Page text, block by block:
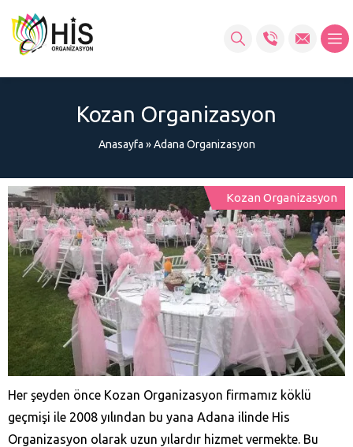
Kozan‎ Organizasyon
Anasayfa »Adana Organizasyon
Kozan‎ Organizasyon
Her şeyden önce Kozan‎ Organizasyon firmamız köklü
geçmişi ile 2008 yılından bu yana Adana ilinde His
Organizasyon olarak uzun yılardır hizmet vermekte. Bu